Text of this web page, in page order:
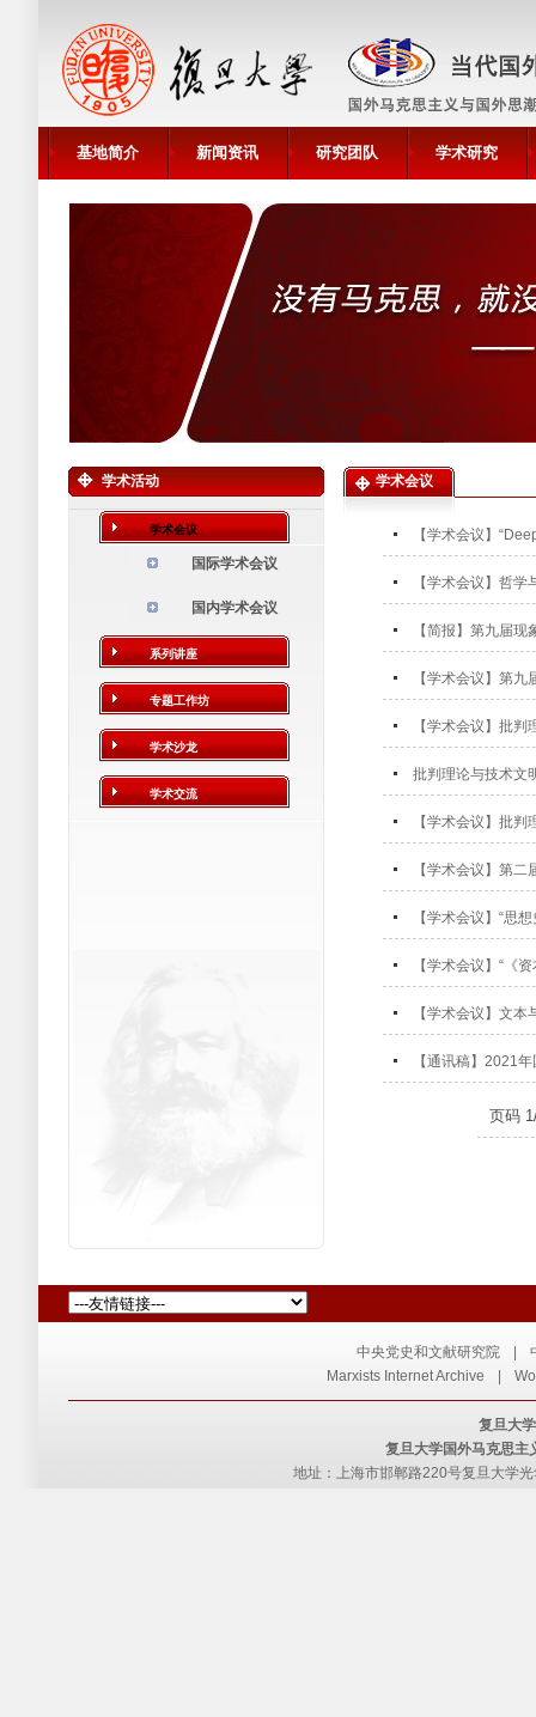
基地简介 新闻资讯 研究团队 学术研究
学术活动
学术会议
国际学术会议
国内学术会议
系列讲座
专题工作坊
学术沙龙
学术交流
学术会议
【学术会议】
【学术会议】哲
【简报】第九届
【学术会议】第九
【学术会议】批
批判理论与技术文
【学术会议】批
【学术会议】第二
【学术会议】“思
【学术会议】“《
【学术会议】文
【通讯稿】2021
页码 1
中央党史和文献研究院
Marxists Internet Archive
复旦大
复旦大学国外马克思主
地址：上海市邯郸路220号复旦大学